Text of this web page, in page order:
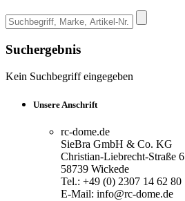
Suchergebnis
Kein Suchbegriff eingegeben
Unsere Anschrift
rc-dome.de
SieBra GmbH & Co. KG
Christian-Liebrecht-Straße 6
58739 Wickede
Tel.: +49 (0) 2307 14 62 80
E-Mail: info@rc-dome.de